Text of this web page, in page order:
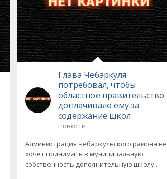
Глава Чебаркуля
потребовал, чтобы
областное правительство
доплачивало ему за
содержание школ
Новости
Администрация Чебаркульского района не
хочет принимать в муниципальную
собственность дополнительную школу...